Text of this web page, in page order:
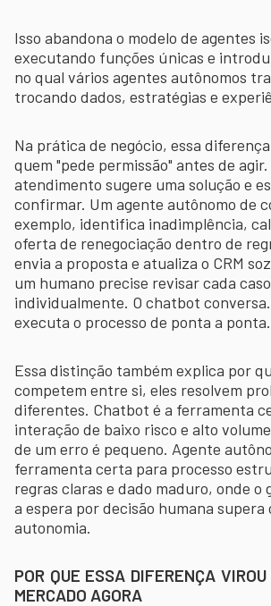
Isso abandona o modelo de agentes
executando funções únicas e
no qual vários agentes autônomos
trocando dados, estratégias e
Na prática de negócio, essa
quem "pede permissão" antes de
atendimento sugere uma solução e
confirmar. Um agente autônomo de
exemplo, identifica inadimplência,
oferta de renegociação dentro de
envia a proposta e atualiza o CRM
um humano precise revisar cada caso
individualmente. O chatbot
executa o processo de ponta a ponta.
Essa distinção também explica por
competem entre si, eles resolvem
diferentes. Chatbot é a ferramenta
interação de baixo risco e alto
de um erro é pequeno. Agente
ferramenta certa para processo
regras claras e dado maduro, onde o
a espera por decisão humana supera
autonomia.
POR QUE ESSA DIFERENÇA
MERCADO AGORA